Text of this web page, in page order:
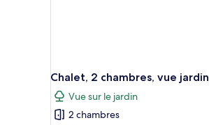
Chalet, 2 chambres, vue jardin
Vue sur le jardin
2 chambres